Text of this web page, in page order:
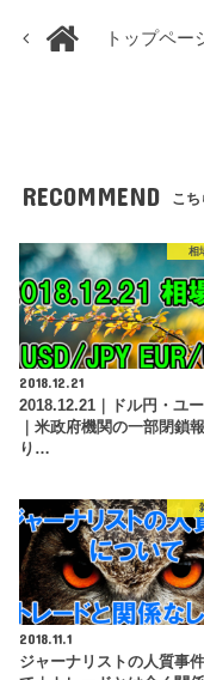
トップペー
RECOMMEND こち
相
2018.12.21
2018.12.21｜ドル円・ユ
｜米政府機関の一部閉鎖
り…
2018.11.1
ジャーナリストの人質事